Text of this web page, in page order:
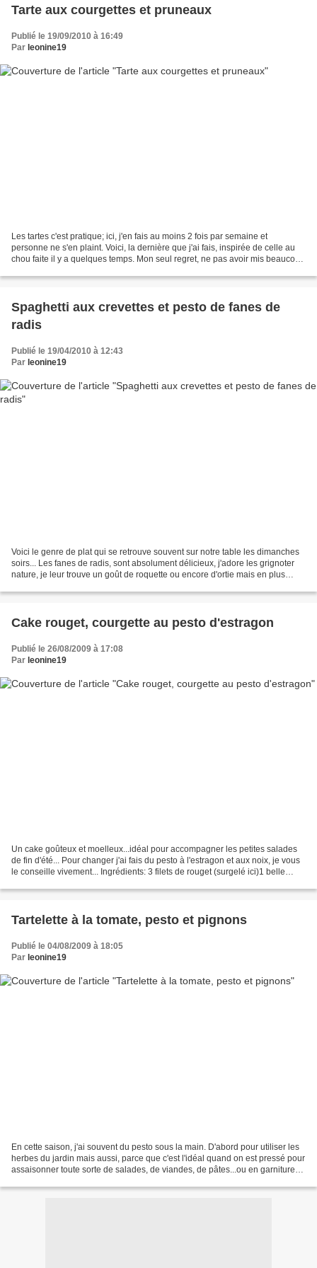
Tarte aux courgettes et pruneaux
Publié le 19/09/2010 à 16:49
Par leonine19
Les tartes c'est pratique; ici, j'en fais au moins 2 fois par semaine et
personne ne s'en plaint. Voici, la dernière que j'ai fais, inspirée de celle au
chou faite il y a quelques temps. Mon seul regret, ne pas avoir mis beaucoup
Spaghetti aux crevettes et pesto de fanes de
radis
Publié le 19/04/2010 à 12:43
Par leonine19
Voici le genre de plat qui se retrouve souvent sur notre table les dimanches
soirs... Les fanes de radis, sont absolument délicieux, j'adore les grignoter
nature, je leur trouve un goût de roquette ou encore d'ortie mais en plus
Cake rouget, courgette au pesto d'estragon
Publié le 26/08/2009 à 17:08
Par leonine19
Un cake goûteux et moelleux...idéal pour accompagner les petites salades
de fin d'été... Pour changer j'ai fais du pesto à l'estragon et aux noix, je vous
le conseille vivement... Ingrédients: 3 filets de rouget (surgelé ici)1 belle
Tartelette à la tomate, pesto et pignons
Publié le 04/08/2009 à 18:05
Par leonine19
En cette saison, j'ai souvent du pesto sous la main. D'abord pour utiliser les
herbes du jardin mais aussi, parce que c'est l'idéal quand on est pressé pour
assaisonner toute sorte de salades, de viandes, de pâtes...ou en garniture